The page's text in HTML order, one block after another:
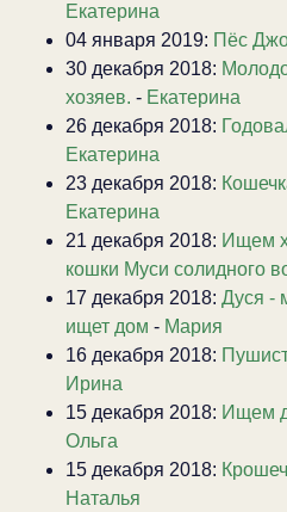
Екатерина
04 января 2019: Пёс
30 декабря 2018:
хозяев. - Екатерина
26 декабря 2018:
Екатерина
23 декабря 2018:
Екатерина
21 декабря 2018: Ищем
кошки Муси солидного
17 декабря 2018: Дуся -
ищет дом - Мария
16 декабря 2018:
Ирина
15 декабря 2018: Ищем
Ольга
15 декабря 2018:
Наталья